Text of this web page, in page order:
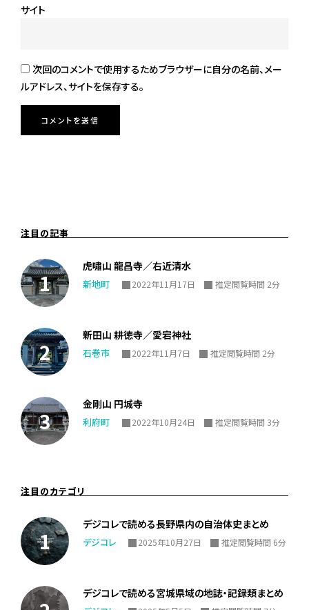
サイト
次回のコメントで使用するためブラウザーに自分の名前、メー
ルアドレス、サイトを保存する。
注目の記事
虎嘯山 龍昌寺／右近清水
新地町 2022年11月17日 推定閲覧時間 2分
新田山 耕徳寺／愛宕神社
石巻市 2022年11月7日 推定閲覧時間 2分
金剛山 円城寺
利府町 2022年10月24日 推定閲覧時間 3分
注目のカテゴリ
デジコレで読める長野県内の自治体史まとめ
デジコレ 2025年10月27日 推定閲覧時間 6分
デジコレで読める宮城県域の地誌・記録類まとめ